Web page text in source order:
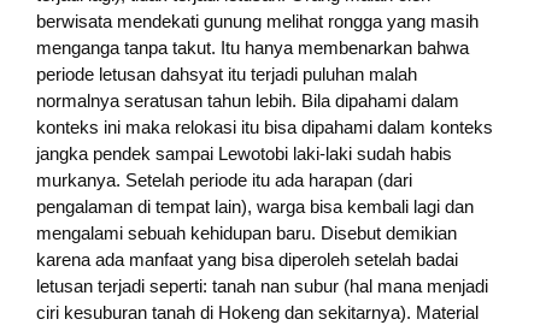
berwisata mendekati gunung melihat rongga yang masih
menganga tanpa takut. Itu hanya membenarkan bahwa
periode letusan dahsyat itu terjadi puluhan malah
normalnya seratusan tahun lebih. Bila dipahami dalam
konteks ini maka relokasi itu bisa dipahami dalam konteks
jangka pendek sampai Lewotobi laki-laki sudah habis
murkanya. Setelah periode itu ada harapan (dari
pengalaman di tempat lain), warga bisa kembali lagi dan
mengalami sebuah kehidupan baru. Disebut demikian
karena ada manfaat yang bisa diperoleh setelah badai
letusan terjadi seperti: tanah nan subur (hal mana menjadi
ciri kesuburan tanah di Hokeng dan sekitarnya). Material